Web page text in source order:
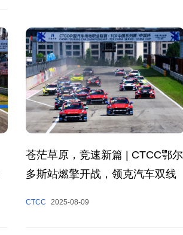
苍茫草原，竞速新篇 | CTCC鄂尔
多斯站燃擎开战，领克汽车双线
CTCC 2025-08-09